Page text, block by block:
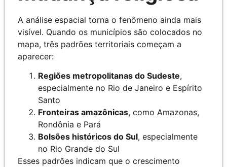
A análise espacial torna o fenômeno ainda mais
visível. Quando os municípios são colocados no
mapa, três padrões territoriais começam a
aparecer:
Regiões metropolitanas do Sudeste,
especialmente no Rio de Janeiro e Espírito
Santo
Fronteiras amazônicas, como Amazonas,
Rondônia e Pará
Bolsões históricos do Sul, especialmente
no Rio Grande do Sul
Esses padrões indicam que o crescimento